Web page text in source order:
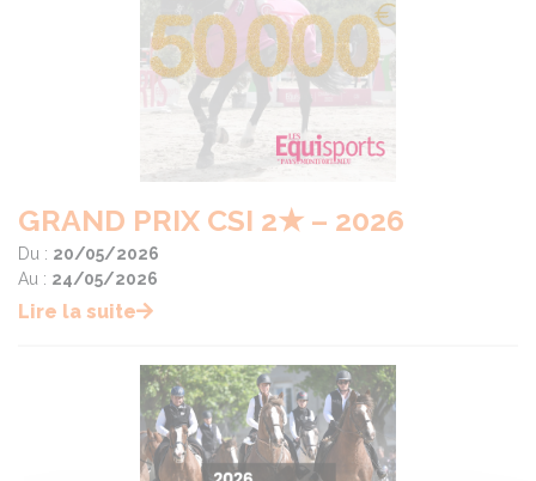
GRAND PRIX CSI 2★ – 2026
Du : 20/05/2026
Au : 24/05/2026
Lire la suite